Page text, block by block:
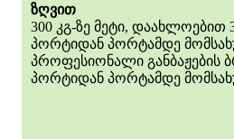
ზღვით
300 კგ-ზე მეტი, დაახლოებით
პორტიდან პორტამდე
პროფესიონალი განბაჟების
პორტიდან პორტამდე